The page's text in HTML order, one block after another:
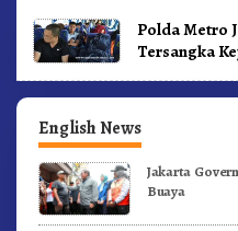
Polda Metro
Tersangka
English News
Jakarta
Buaya